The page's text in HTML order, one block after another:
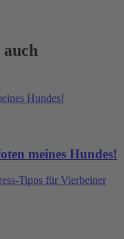
meines Hundes!